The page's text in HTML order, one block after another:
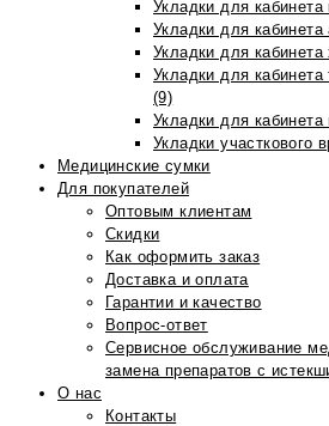
Укладки для кабинета
Укладки для кабинета
Укладки для кабинета
Укладки для
(9)
Укладки для кабинета
Укладки участкового
Медицинские сумки
Для покупателей
Оптовым клиентам
Скидки
Как оформить заказ
Доставка и оплата
Гарантии и качество
Вопрос-ответ
Сервисное обслуживание
замена препаратов с
О нас
Контакты